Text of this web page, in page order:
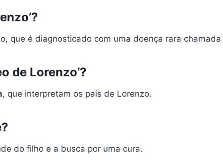
que é diagnosticado com uma doença rara
de Lorenzo’?
, que interpretam os pais de Lorenzo.
do filho e a busca por uma cura.